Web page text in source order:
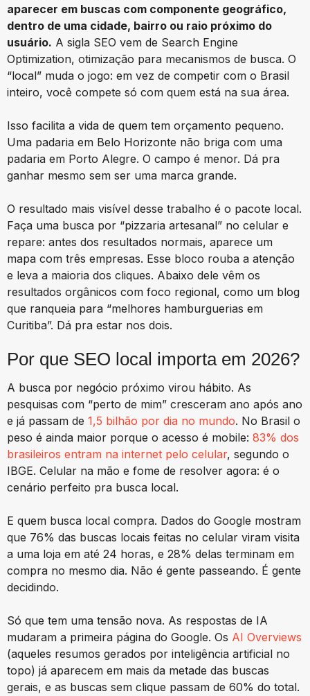
aparecer em buscas com componente geográfico,
dentro de uma cidade, bairro ou raio próximo do
usuário. A sigla SEO vem de Search Engine
Optimization, otimização para mecanismos de busca. O
“local” muda o jogo: em vez de competir com o Brasil
inteiro, você compete só com quem está na sua área.
Isso facilita a vida de quem tem orçamento pequeno.
Uma padaria em Belo Horizonte não briga com uma
padaria em Porto Alegre. O campo é menor. Dá pra
ganhar mesmo sem ser uma marca grande.
O resultado mais visível desse trabalho é o pacote local.
Faça uma busca por “pizzaria artesanal” no celular e
repare: antes dos resultados normais, aparece um
mapa com três empresas. Esse bloco rouba a atenção
e leva a maioria dos cliques. Abaixo dele vêm os
resultados orgânicos com foco regional, como um blog
que ranqueia para “melhores hamburguerias em
Curitiba”. Dá pra estar nos dois.
Por que SEO local importa em 2026?
A busca por negócio próximo virou hábito. As
pesquisas com “perto de mim” cresceram ano após ano
e já passam de 1,5 bilhão por dia no mundo. No Brasil o
peso é ainda maior porque o acesso é mobile: 83% dos
brasileiros entram na internet pelo celular, segundo o
IBGE. Celular na mão e fome de resolver agora: é o
cenário perfeito pra busca local.
E quem busca local compra. Dados do Google mostram
que 76% das buscas locais feitas no celular viram visita
a uma loja em até 24 horas, e 28% delas terminam em
compra no mesmo dia. Não é gente passeando. É gente
decidindo.
Só que tem uma tensão nova. As respostas de IA
mudaram a primeira página do Google. Os AI Overviews
(aqueles resumos gerados por inteligência artificial no
topo) já aparecem em mais da metade das buscas
gerais, e as buscas sem clique passam de 60% do total.